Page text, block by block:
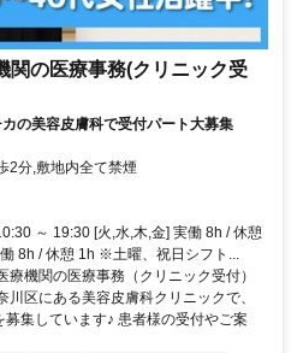
関の医療事務(クリニック受
の美容皮膚科で受付パート大募集
2分,敷地内全て禁煙
～ 19:30 [火,水,木,金] 実働 8h / 休憩
8h / 休憩 1h ※土曜、祝日シフト...
機関の医療事務（クリニック受付）
区にある美容皮膚科クリニックで、
集しています♪ 患者様の受付やご案